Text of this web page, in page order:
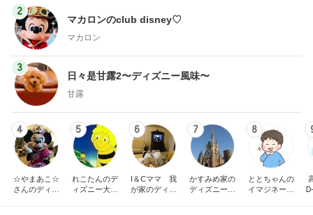
2
マカロンのclub disney♡
マカロン
3
日々是甘露2〜ディズニー風味〜
甘露
4
☆やまあこ☆
さんのディズ
5
れこたんのデ
ィズニー大好
6
I＆Cママ 我
が家のディズ
7
かすみめ家の
ディズニー大
8
ととちゃんの
イマジネーシ